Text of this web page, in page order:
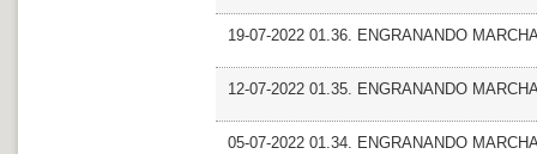
19-07-2022 01.36. ENGRANANDO
12-07-2022 01.35. ENGRANANDO
05-07-2022 01.34. ENGRANANDO